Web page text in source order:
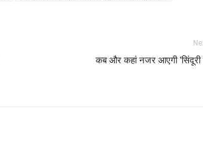
कब और कहां नजर आएगी ‘सिंदूरी